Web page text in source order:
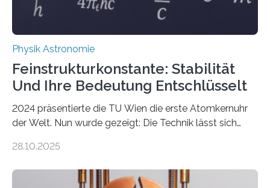
Physik Astronomie
Feinstrukturkonstante: Stabilität
Und Ihre Bedeutung Entschlüsselt
2024 präsentierte die TU Wien die erste Atomkernuhr
der Welt. Nun wurde gezeigt: Die Technik lässt sich
fundamentalen Physik nachzugehen. Thorium-
Messungen verwenden. Das hatte man jahrzehntelang
28.10.2025